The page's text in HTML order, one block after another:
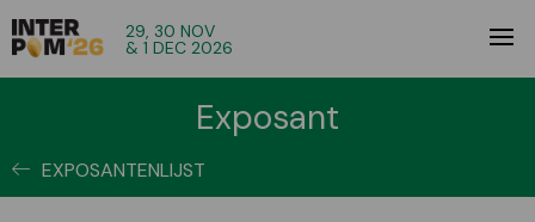
29, 30 NOV
& 1 DEC 2026
Exposant
EXPOSANTENLIJST